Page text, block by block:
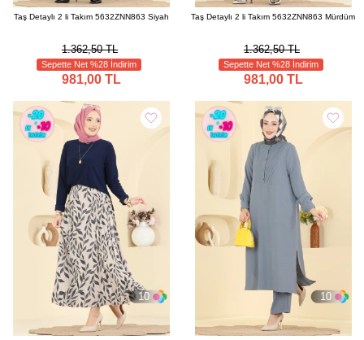
Taş Detaylı 2 li Takım 5632ZNN863 Siyah
1.362,50 TL
Sepette Net %28 İndirim
981,00 TL
Taş Detaylı 2 li Takım 5632ZNN863 Mürdüm
1.362,50 TL
Sepette Net %28 İndirim
981,00 TL
10 10